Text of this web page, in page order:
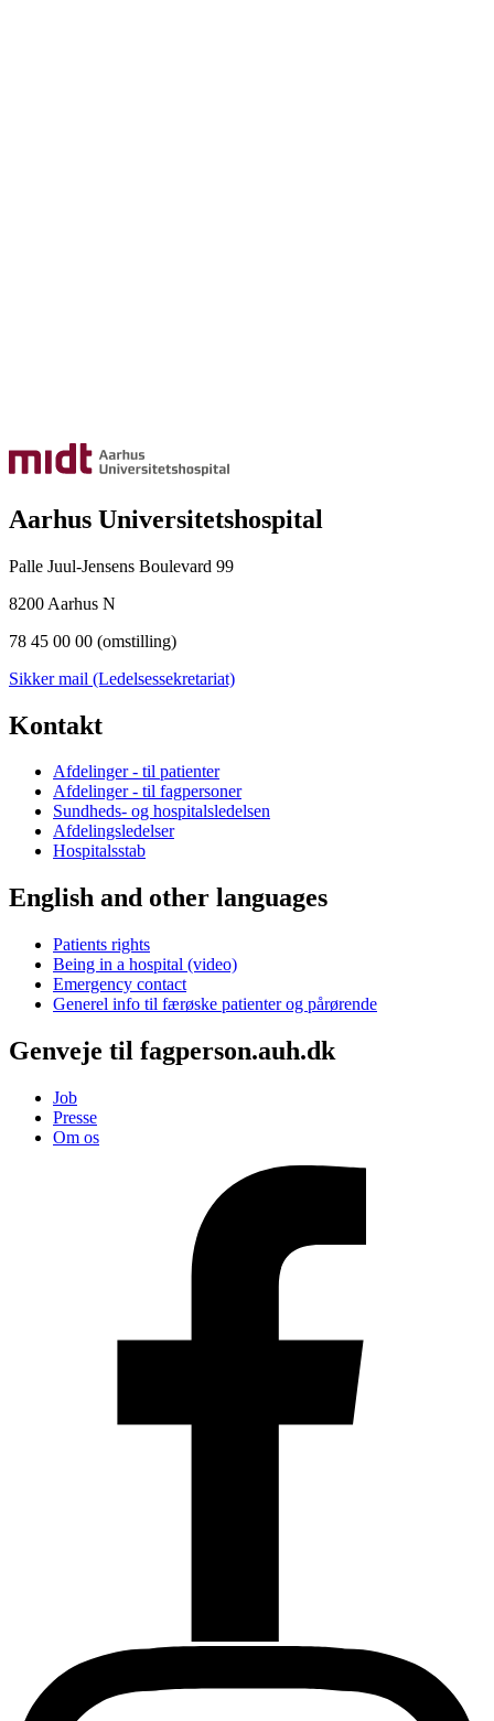
Aarhus Universitetshospital
Palle Juul-Jensens Boulevard 99
8200 Aarhus N
78 45 00 00 (omstilling)
Sikker mail (Ledelsessekretariat)
Kontakt
Afdelinger - til patienter
Afdelinger - til fagpersoner
Sundheds- og hospitalsledelsen
Afdelingsledelser
Hospitalsstab
English and other languages
Patients rights
Being in a hospital (video)
Emergency contact
Generel info til færøske patienter og pårørende
Genveje til fagperson.auh.dk
Job
Presse
Om os